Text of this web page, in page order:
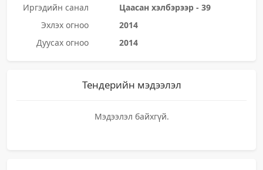
Иргэдийн санал
Цаасан хэлбэрээр - 39
Эхлэх огноо
2014
Дуусах огноо
2014
Тендерийн мэдээлэл
Мэдээлэл байхгүй.